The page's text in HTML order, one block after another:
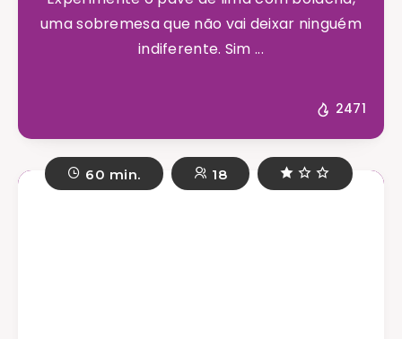
uma sobremesa que não vai deixar ninguém
indiferente. Sim ...
2471
60 min. 18